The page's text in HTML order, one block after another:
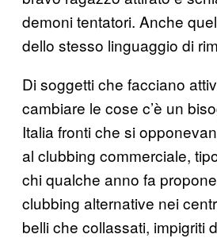
demoni tentatori. Anche
dello stesso linguaggio di
Di soggetti che facciano
cambiare le cose c’è un
Italia fronti che si
al clubbing commerciale,
chi qualche anno fa
clubbing alternative nei
belli che collassati, impigriti